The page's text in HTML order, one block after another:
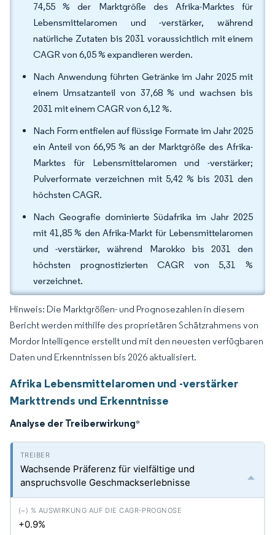
74,55 % der Marktgröße des Afrika-Marktes für
Lebensmittelaromen und -verstärker, während
natürliche Zutaten bis 2031 voraussichtlich mit einem
CAGR von 6,05 % expandieren werden.
Nach Anwendung führten Getränke im Jahr 2025 mit
einem Umsatzanteil von 37,68 % und wachsen bis
2031 mit einem CAGR von 6,12 %.
Nach Form entfielen auf flüssige Formate im Jahr 2025
ein Anteil von 66,95 % an der Marktgröße des Afrika-
Marktes für Lebensmittelaromen und -verstärker;
Pulverformate verzeichnen mit 5,42 % bis 2031 den
höchsten CAGR.
Nach Geografie dominierte Südafrika im Jahr 2025
mit 41,85 % den Afrika-Markt für Lebensmittelaromen
und -verstärker, während Marokko bis 2031 den
höchsten prognostizierten CAGR von 5,31 %
verzeichnet.
Hinweis: Die Marktgrößen- und Prognosezahlen in diesem
Bericht werden mithilfe des proprietären Schätzrahmens von
Mordor Intelligence erstellt und mit den neuesten verfügbaren
Daten und Erkenntnissen bis 2026 aktualisiert.
Afrika Lebensmittelaromen und -verstärker
Markttrends und Erkenntnisse
Analyse der Treiberwirkung*
Wachsende Präferenz für vielfältige und
anspruchsvolle Geschmackserlebnisse
+0.9%